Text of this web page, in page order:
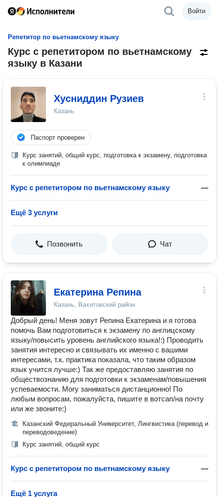
Войти
Репетитор по вьетнамскому языку
Курс с репетитором по вьетнамскому
языку в Казани
Хусниддин Рузиев
Казань
Паспорт проверен
Курс занятий, общий курс, подготовка к экзамену, подготовка
к олимпиаде
Курс с репетитором по вьетнамскому языку —
Ещё 3 услуги
Позвонить Чат
Екатерина Репина
Казань, Вахитовский район
Добрый день! Меня зовут Репина Екатерина и я готова
помочь Вам подготовиться к экзамену по англицскому
языку/повысить уровень английского языка!:) Проводить
занятия интересно и связывать их именно с вашими
интересами, т.к. практика показала, что таким образом
язык учится лучше:) Так же предоставляю занятия по
обществознанию для подготовки к экзаменам/повышения
успеваемости. Могу заниматься дистанционно! По
любым вопросам, пожалуйста, пишите в вотсап/на почту
или же звоните:)
Казанский Федеральный Университет, Лингвистика (перевод и
переводоведение)
Курс занятий, общий курс
Курс с репетитором по вьетнамскому языку —
Ещё 1 услуга